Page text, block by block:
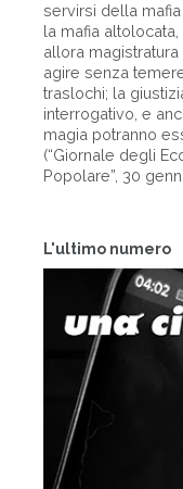
L'ultimo numero
servirsi della
la mafia
allora
agire senza
traslochi; la
interrogativo, e
magia potranno
(“Giornale degli
Popolare”, 30